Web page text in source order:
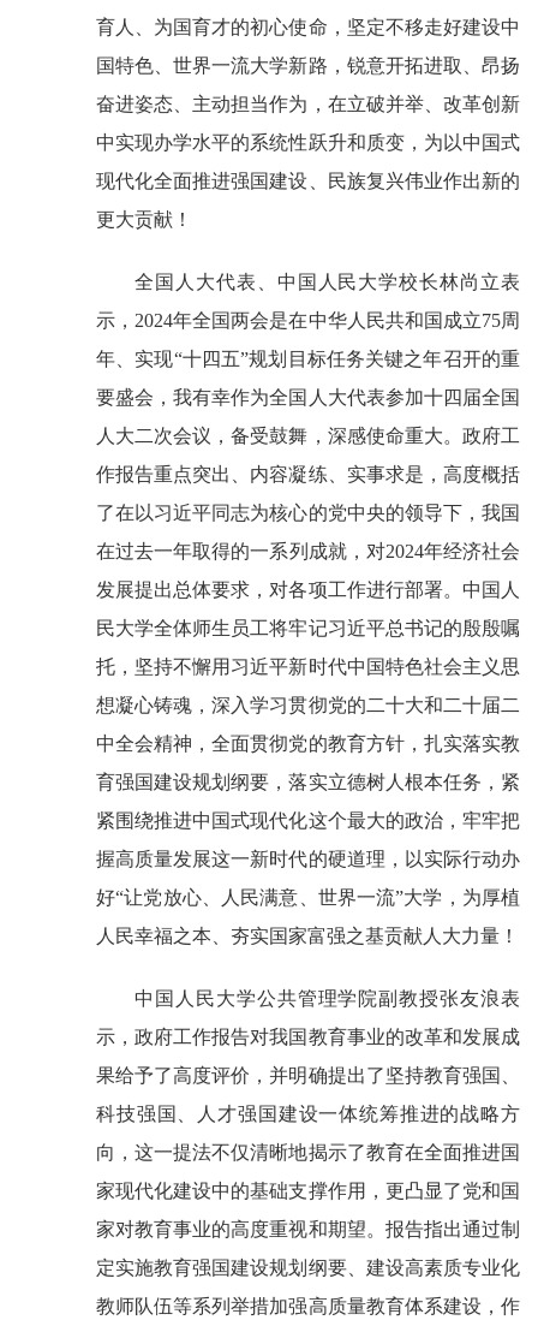
育人、为国育才的初心使命，坚定不移走好建设中
国特色、世界一流大学新路，锐意开拓进取、昂扬
奋进姿态、主动担当作为，在立破并举、改革创新
中实现办学水平的系统性跃升和质变，为以中国式
现代化全面推进强国建设、民族复兴伟业作出新的
更大贡献！
全国人大代表、中国人民大学校长林尚立表
示，2024年全国两会是在中华人民共和国成立75周
年、实现“十四五”规划目标任务关键之年召开的重
要盛会，我有幸作为全国人大代表参加十四届全国
人大二次会议，备受鼓舞，深感使命重大。政府工
作报告重点突出、内容凝练、实事求是，高度概括
了在以习近平同志为核心的党中央的领导下，我国
在过去一年取得的一系列成就，对2024年经济社会
发展提出总体要求，对各项工作进行部署。中国人
民大学全体师生员工将牢记习近平总书记的殷殷嘱
托，坚持不懈用习近平新时代中国特色社会主义思
想凝心铸魂，深入学习贯彻党的二十大和二十届二
中全会精神，全面贯彻党的教育方针，扎实落实教
育强国建设规划纲要，落实立德树人根本任务，紧
紧围绕推进中国式现代化这个最大的政治，牢牢把
握高质量发展这一新时代的硬道理，以实际行动办
好“让党放心、人民满意、世界一流”大学，为厚植
人民幸福之本、夯实国家富强之基贡献人大力量！
中国人民大学公共管理学院副教授张友浪表
示，政府工作报告对我国教育事业的改革和发展成
果给予了高度评价，并明确提出了坚持教育强国、
科技强国、人才强国建设一体统筹推进的战略方
向，这一提法不仅清晰地揭示了教育在全面推进国
家现代化建设中的基础支撑作用，更凸显了党和国
家对教育事业的高度重视和期望。报告指出通过制
定实施教育强国建设规划纲要、建设高素质专业化
教师队伍等系列举措加强高质量教育体系建设，作